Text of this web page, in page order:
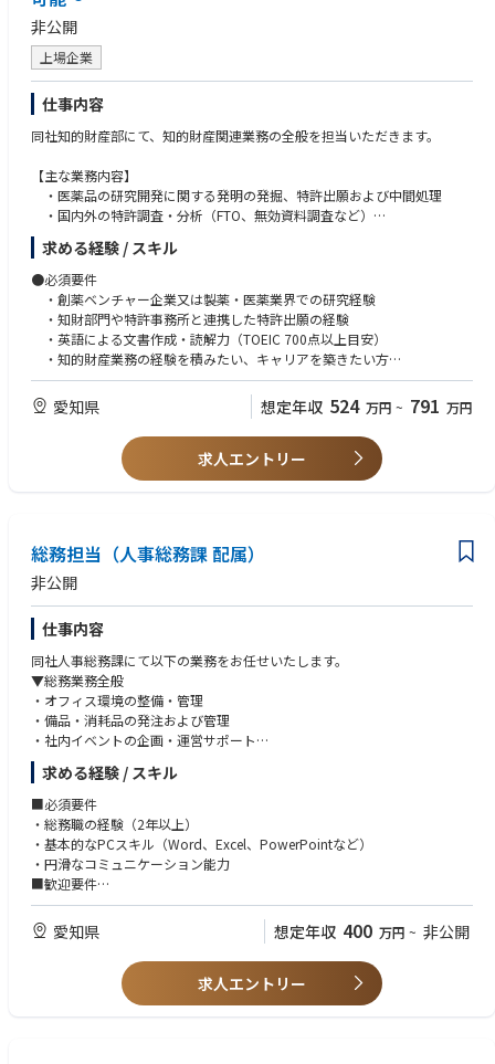
非公開
上場企業
仕事内容
同社知的財産部にて、知的財産関連業務の全般を担当いただきます。
【主な業務内容】
・医薬品の研究開発に関する発明の発掘、特許出願および中間処理
・国内外の特許調査・分析（FTO、無効資料調査など）
・他社とのライセンス契約・共同研究契約等の知財関連契約の検討・交
渉
・知財戦略の立案・推進（研究部門・事業部門との連携）
・外部特許事務所・弁護士との連携・管理
求める経験 / スキル
●必須要件
・創薬ベンチャー企業又は製薬・医薬業界での研究経験
・知財部門や特許事務所と連携した特許出願の経験
・英語による文書作成・読解力（TOEIC 700点以上目安）
・知的財産業務の経験を積みたい、キャリアを築きたい方
●尚可条件
・構造式を含む有機化学の専門知識
・薬剤師、知的財産管理技能検定２級、弁理士、または弁理士資格の取
得を目指している方
・明細書作成経験
■求める人物像
・論理的思考力とコミュニケーション能力に優れた方
・チームワークを重視し、他部門と円滑に連携できる方
・責任感を持って粘り強く業務を遂行される方
愛知県 想定年収 524 万円 ~ 791 万円
求人エントリー
総務担当（人事総務課 配属）
非公開
仕事内容
同社人事総務課にて以下の業務をお任せいたします。
▼総務業務全般
・オフィス環境の整備・管理
・備品・消耗品の発注および管理
・社内イベントの企画・運営サポート
・社内規程やルールの整備・更新
▼契約管理
・SES契約や業務委託契約書の管理
・各種契約の締結、更新、解約に関する調整
▼プライバシーマーク（Pマーク）更新に関する事務局業務
・内部監査および外部審査対応
・社内の個人情報保護教育・研修の実施
・個人情報に関する問い合わせやインシデント対応のサポート
▼ハラスメント対応窓口の運営
・社員からの相談対応（初期対応および適切な部門や外部機関へのエスカ
・社内でのハラスメント防止施策の企画・実施
求める経験 / スキル
■必須要件
・総務職の経験（2年以上）
・基本的なPCスキル（Word、Excel、PowerPointなど）
・円滑なコミュニケーション能力
■歓迎要件
・中小企業の管理部門で幅広い業務を担当した経験
・ファシリティマネジメントの経験
・SES事業やシステム開発事業に関する知識や経験
・自ら課題を見つけ、主体的に行動できる方
・チームで協力しながら業務を進められる方
愛知県 想定年収 400 万円 ~ 非公開
求人エントリー